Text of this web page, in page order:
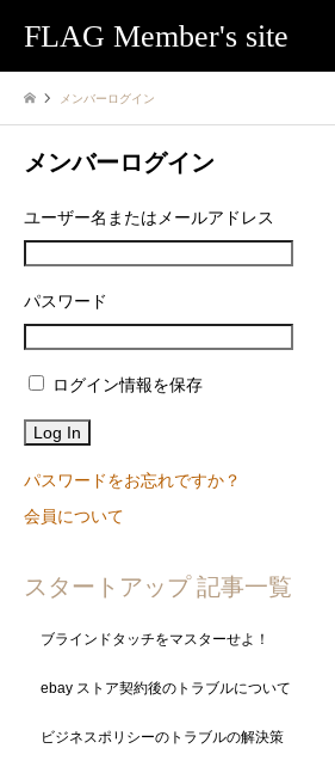
FLAG Member's site
メンバーログイン
メンバーログイン
ユーザー名またはメールアドレス
パスワード
ログイン情報を保存
パスワードをお忘れですか？
会員について
スタートアップ 記事一覧
ブラインドタッチをマスターせよ！
ebay ストア契約後のトラブルについて
ビジネスポリシーのトラブルの解決策